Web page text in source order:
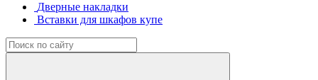
Дверные накладки
Вставки для шкафов купе